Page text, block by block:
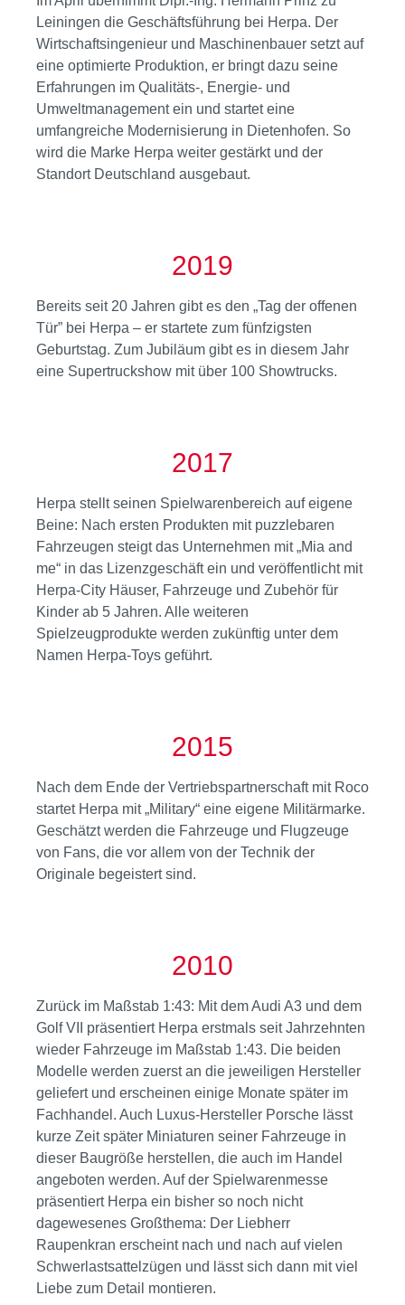
Leiningen die Geschäftsführung bei Herpa. Der
Wirtschaftsingenieur und Maschinenbauer setzt auf
eine optimierte Produktion, er bringt dazu seine
Erfahrungen im Qualitäts-, Energie- und
Umweltmanagement ein und startet eine
umfangreiche Modernisierung in Dietenhofen. So
wird die Marke Herpa weiter gestärkt und der
Standort Deutschland ausgebaut.
2019
Bereits seit 20 Jahren gibt es den „Tag der offenen
Tür” bei Herpa – er startete zum fünfzigsten
Geburtstag. Zum Jubiläum gibt es in diesem Jahr
eine Supertruckshow mit über 100 Showtrucks.
2017
Herpa stellt seinen Spielwarenbereich auf eigene
Beine: Nach ersten Produkten mit puzzlebaren
Fahrzeugen steigt das Unternehmen mit „Mia and
me“ in das Lizenzgeschäft ein und veröffentlicht mit
Herpa-City Häuser, Fahrzeuge und Zubehör für
Kinder ab 5 Jahren. Alle weiteren
Spielzeugprodukte werden zukünftig unter dem
Namen Herpa-Toys geführt.
2015
Nach dem Ende der Vertriebspartnerschaft mit Roco
startet Herpa mit „Military“ eine eigene Militärmarke.
Geschätzt werden die Fahrzeuge und Flugzeuge
von Fans, die vor allem von der Technik der
Originale begeistert sind.
2010
Zurück im Maßstab 1:43: Mit dem Audi A3 und dem
Golf VII präsentiert Herpa erstmals seit Jahrzehnten
wieder Fahrzeuge im Maßstab 1:43. Die beiden
Modelle werden zuerst an die jeweiligen Hersteller
geliefert und erscheinen einige Monate später im
Fachhandel. Auch Luxus-Hersteller Porsche lässt
kurze Zeit später Miniaturen seiner Fahrzeuge in
dieser Baugröße herstellen, die auch im Handel
angeboten werden. Auf der Spielwarenmesse
präsentiert Herpa ein bisher so noch nicht
dagewesenes Großthema: Der Liebherr
Raupenkran erscheint nach und nach auf vielen
Schwerlastsattelzügen und lässt sich dann mit viel
Liebe zum Detail montieren.